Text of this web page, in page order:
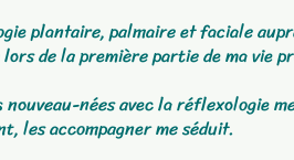
plantaire, palmaire et faciale
de la première partie de ma vie
nées avec la réflexologie
les accompagner me séduit.